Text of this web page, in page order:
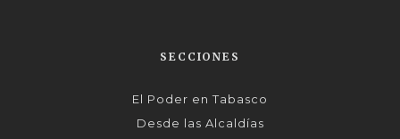
SECCIONES
El Poder en Tabasco
Desde las Alcaldías